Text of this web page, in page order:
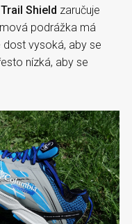
Trail Shield zaručuje
podrážka má
vysoká, aby se
nízká, aby se